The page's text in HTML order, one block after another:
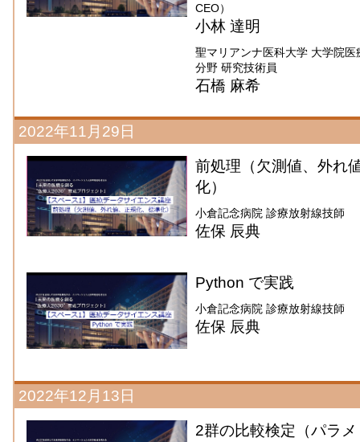
CEO）
小林 達明
聖マリアンナ医科大学 大学院
分野 研究技術員
石橋 麻希
2022年11月29日
前処理（欠測値、外れ
化）
小倉記念病院 診療放射線技師
佐保 辰典
Python で実践
小倉記念病院 診療放射線技師
佐保 辰典
2022年12月13日
2群の比較検定（パラ